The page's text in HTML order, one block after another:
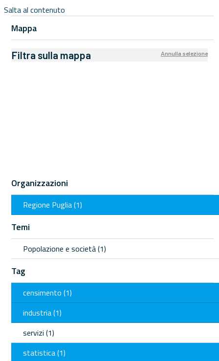
Salta al contenuto
Mappa
Filtra sulla mappa Annulla selezione
Organizzazioni
Regione Puglia (1)
Temi
Popolazione e società (1)
Tag
censimento (1)
industria (1)
servizi (1)
statistica (1)